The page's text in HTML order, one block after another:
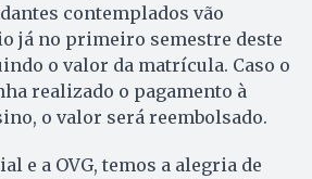
contemplados vão
já no primeiro semestre deste
o valor da matrícula. Caso o
realizado o pagamento à
o valor será reembolsado.
e a OVG, temos a alegria de